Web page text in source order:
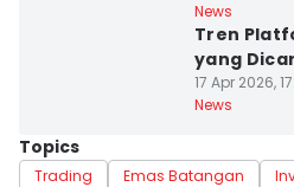
News
Tren
yang
17 Apr 2026,
News
Topics
Trading Emas Batangan